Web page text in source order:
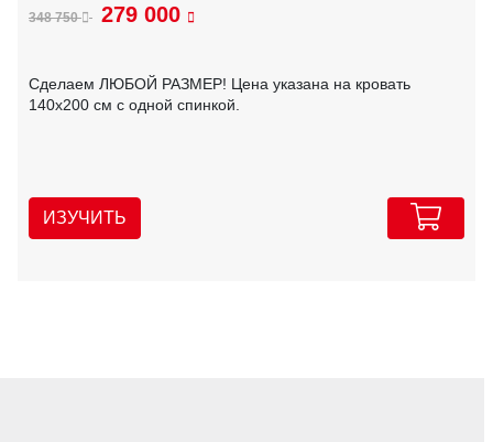
348 750 279 000
Сделаем ЛЮБОЙ РАЗМЕР! Цена указана на кровать
140х200 см с одной спинкой.
ИЗУЧИТЬ